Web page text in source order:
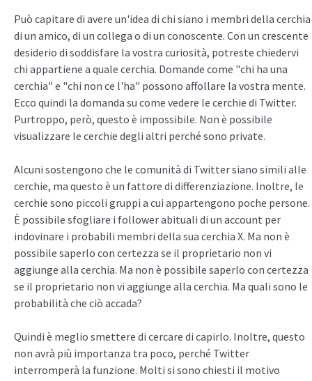
Può capitare di avere un'idea di chi siano i membri della cerchia
di un amico, di un collega o di un conoscente. Con un crescente
desiderio di soddisfare la vostra curiosità, potreste chiedervi
chi appartiene a quale cerchia. Domande come "chi ha una
cerchia" e "chi non ce l'ha" possono affollare la vostra mente.
Ecco quindi la domanda su come vedere le cerchie di Twitter.
Purtroppo, però, questo è impossibile. Non è possibile
visualizzare le cerchie degli altri perché sono private.
Alcuni sostengono che le comunità di Twitter siano simili alle
cerchie, ma questo è un fattore di differenziazione. Inoltre, le
cerchie sono piccoli gruppi a cui appartengono poche persone.
È possibile sfogliare i follower abituali di un account per
indovinare i probabili membri della sua cerchia X. Ma non è
possibile saperlo con certezza se il proprietario non vi
aggiunge alla cerchia. Ma non è possibile saperlo con certezza
se il proprietario non vi aggiunge alla cerchia. Ma quali sono le
probabilità che ciò accada?
Quindi è meglio smettere di cercare di capirlo. Inoltre, questo
non avrà più importanza tra poco, perché Twitter
interromperà la funzione. Molti si sono chiesti il motivo